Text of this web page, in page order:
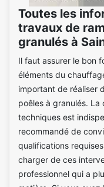
Toutes les
travaux de
granulés à
Il faut assurer le bon
éléments du
important de réaliser
poêles à granulés.
techniques est
recommandé de
qualifications
charger de ces
professionnel qui a